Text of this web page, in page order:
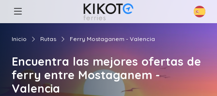
Inicio Rutas Ferry Mostaganem - Valencia
Encuentra las mejores ofertas de
ferry entre Mostaganem -
Valencia